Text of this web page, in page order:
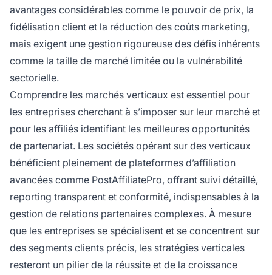
avantages considérables comme le pouvoir de prix, la
fidélisation client et la réduction des coûts marketing,
mais exigent une gestion rigoureuse des défis inhérents
comme la taille de marché limitée ou la vulnérabilité
sectorielle.
Comprendre les marchés verticaux est essentiel pour
les entreprises cherchant à s’imposer sur leur marché et
pour les affiliés identifiant les meilleures opportunités
de partenariat. Les sociétés opérant sur des verticaux
bénéficient pleinement de plateformes d’affiliation
avancées comme PostAffiliatePro, offrant suivi détaillé,
reporting transparent et conformité, indispensables à la
gestion de relations partenaires complexes. À mesure
que les entreprises se spécialisent et se concentrent sur
des segments clients précis, les stratégies verticales
resteront un pilier de la réussite et de la croissance